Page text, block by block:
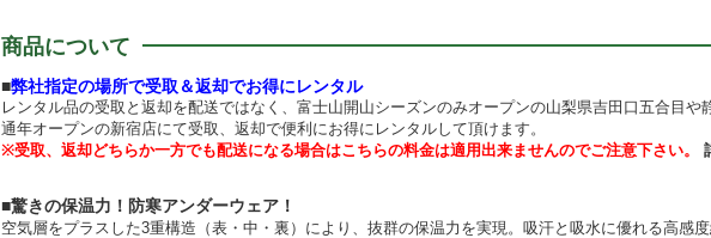
商品について
■弊社指定の場所で受取＆返却でお得にレンタル
レンタル品の受取と返却を配送ではなく、富士山開山シーズンのみオープンの山梨県吉田口五合目や
通年オープンの新宿店にて受取、返却で便利にお得にレンタルして頂けます。
※受取、返却どちらか一方でも配送になる場合はこちらの料金は適用出来ませんのでご注意下さい。
■驚きの保温力！防寒アンダーウェア！
空気層をプラスした3重構造（表・中・裏）により、抜群の保温力を実現。吸汗と吸水に優れる高感